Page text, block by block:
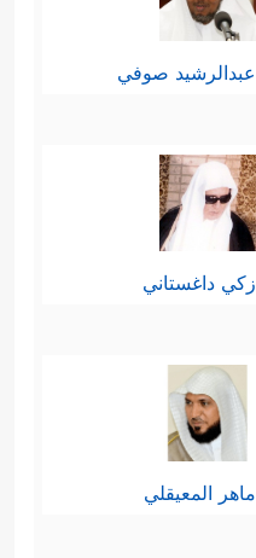
عبدالرشيد صوفي
زكي داغستاني
ماهر المعيقلي